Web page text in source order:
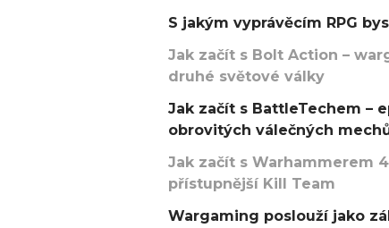
S jakým vyprávěcím RPG
Jak začít s Bolt Action –
druhé světové války
Jak začít s BattleTechem –
obrovitých válečných
Jak začít s Warhammerem
přístupnější Kill Team
Wargaming poslouží jako